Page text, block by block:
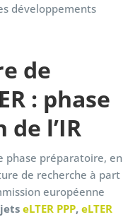
développements
de
: phase
l’IR
phase préparatoire, en
de recherche à part
européenne
eLTER PPP,eLTER